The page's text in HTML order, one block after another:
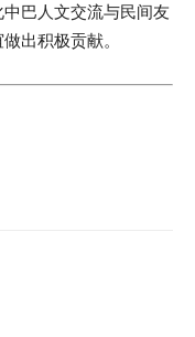
巴人文交流与民间友
出积极贡献。